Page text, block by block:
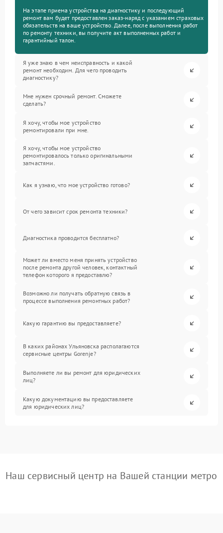
На этапе приема устройства на диагностику и последующий
ремонт вам будет предоставлен заказ-наряд с указанием страховых
обязательств на ваше устройство. Далее, после выполнения работ
по ремонту техники, вы получите акт выполненных работ и
гарантийный талон.
Я уже знаю в чем неисправность и какой
ремонт необходим. Для чего проводить
диагностику?
Мне нужен срочный ремонт. Сможете
сделать?
Я хочу, чтобы мое устройство
ремонтировали при мне.
Я хочу, чтобы мое устройство
ремонтировалось только оригинальными
запчастями.
Как я узнаю, что мое устройство готово?
От чего зависит срок ремонта техники?
Диагностика проводится бесплатно?
Может ли вместо меня принять устройство
после ремонта другой человек, контактный
телефон которого я предоставлю?
Возможно ли получать обратную связь в
процессе выполнения ремонтных работ?
Какую гарантию вы предоставляете?
В каких районах Ульяновска располагаются
сервисные центры Gorenje?
Выполняете ли вы ремонт для юридических
лиц?
Какую документацию вы предоставляете
для юридических лиц?
Наш сервисный центр на Вашей станции метро